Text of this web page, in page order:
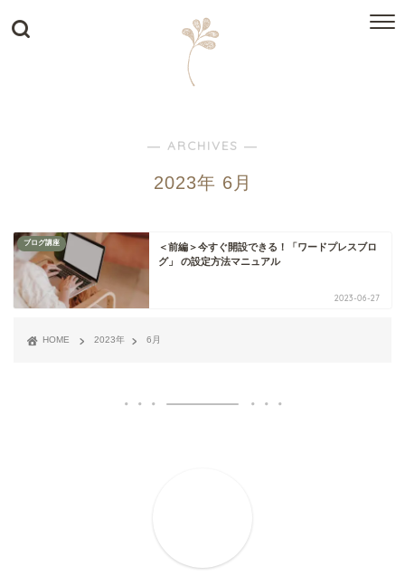
― ARCHIVES ―
2023年 6月
ブログ講座
＜前編＞今すぐ開設できる！「ワードプレスブロ
グ」 の設定方法マニュアル
2023-06-27
HOME 2023年 6月